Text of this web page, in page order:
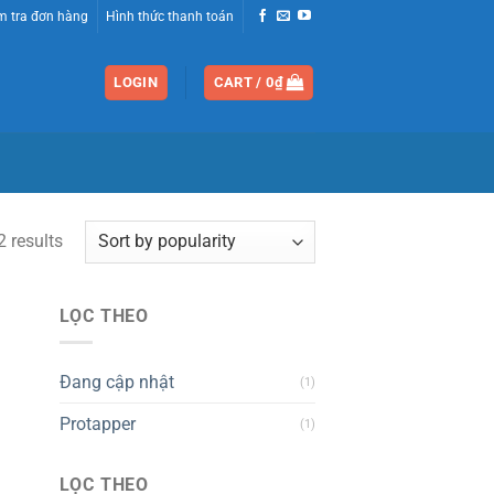
tra đơn hàng Hình thức thanh toán
LOGIN CART /0₫
results
LỌC THEO
Đang cập nhật (1)
Protapper (1)
LỌC THEO